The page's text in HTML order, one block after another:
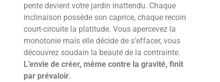
pente devient votre jardin inattendu. Chaque
inclinaison possède son caprice, chaque recoin
court-circuite la platitude. Vous apercevez la
monotonie mais elle décide de s’effacer, vous
découvrez soudain la beauté de la contrainte.
L’envie de créer, même contre la gravité, finit
par prévaloir.